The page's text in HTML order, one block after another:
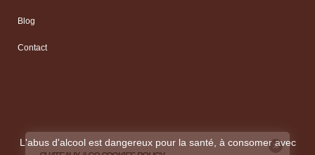
Blog
Contact
L'abus d'alcool est dangereux pour la santé, à consomer avec